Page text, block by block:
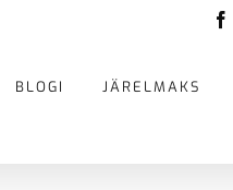
BLOGI JÄRELMAKS